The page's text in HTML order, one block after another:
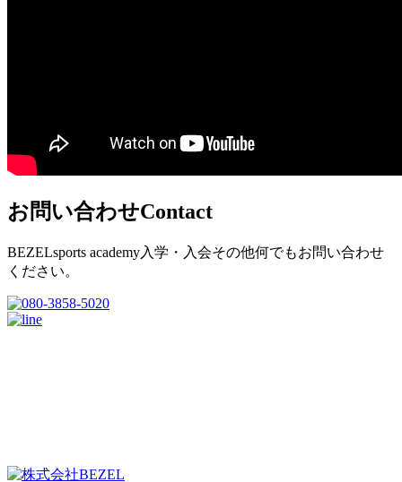
お問い合わせContact
BEZELsports academy入学・入会その他何でもお問い合わせ
ください。